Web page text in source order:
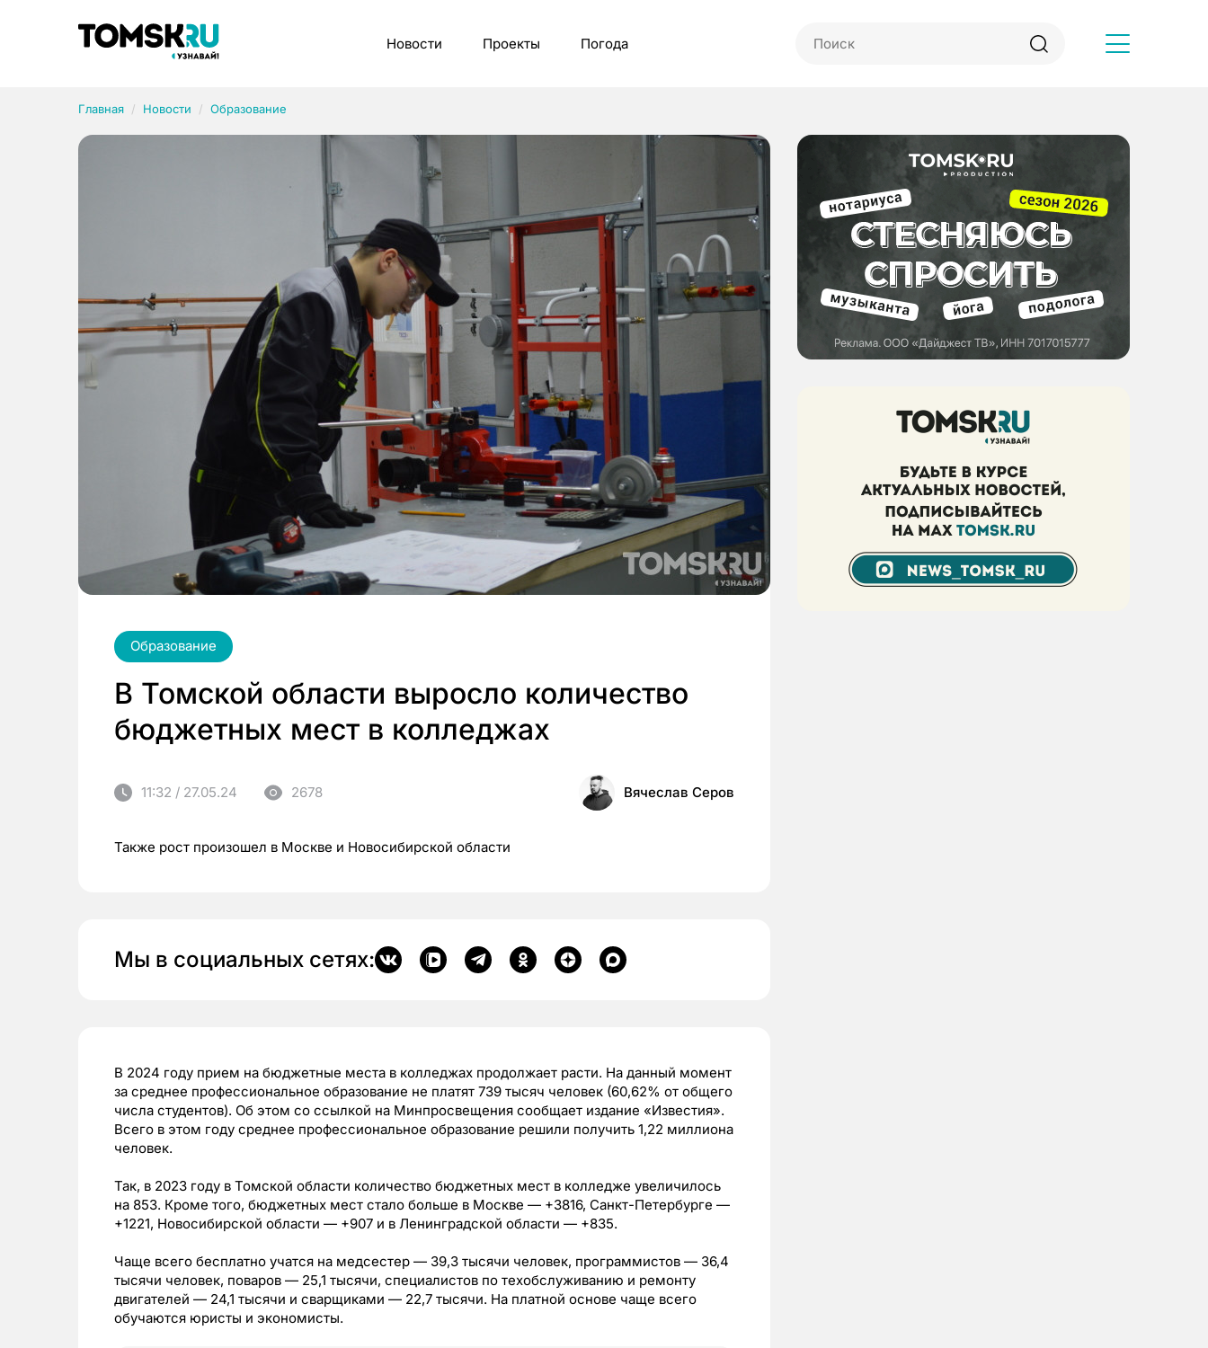
Новости Проекты Погода
Главная Новости Образование
Образование
В Томской области выросло количество
бюджетных мест в колледжах
11:32 / 27.05.24 2678 Вячеслав Серов
Также рост произошел в Москве и Новосибирской области
Мы в социальных сетях:
В 2024 году прием на бюджетные места в колледжах продолжает расти. На данный момент
за среднее профессиональное образование не платят 739 тысяч человек (60,62% от общего
числа студентов). Об этом со ссылкой на Минпросвещения сообщает издание «Известия».
Всего в этом году среднее профессиональное образование решили получить 1,22 миллиона
человек.
Так, в 2023 году в Томской области количество бюджетных мест в колледже увеличилось
на 853. Кроме того, бюджетных мест стало больше в Москве — +3816, Санкт-Петербурге —
+1221, Новосибирской области — +907 и в Ленинградской области — +835.
Чаще всего бесплатно учатся на медсестер — 39,3 тысячи человек, программистов — 36,4
тысячи человек, поваров — 25,1 тысячи, специалистов по техобслуживанию и ремонту
двигателей — 24,1 тысячи и сварщиками — 22,7 тысячи. На платной основе чаще всего
обучаются юристы и экономисты.
Рубрики